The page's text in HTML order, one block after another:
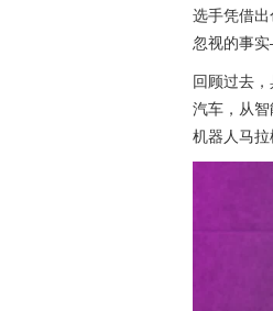
选手凭借
忽视的事
回顾过去
汽车，从
机器人马拉